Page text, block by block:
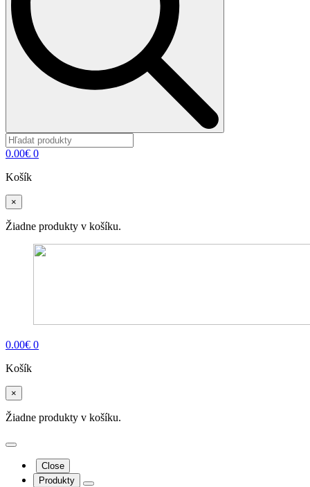
0.00€ 0
Košík
×
Žiadne produkty v košíku.
0.00€ 0
Košík
×
Žiadne produkty v košíku.
Close
Produkty